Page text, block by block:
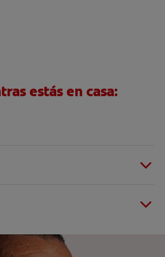
PARA PROFESIONALES
estás en casa: